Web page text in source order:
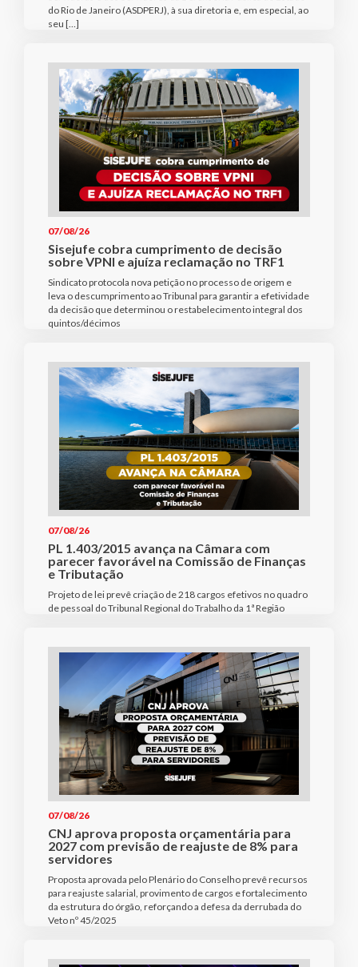
do Rio de Janeiro (ASDPERJ), à sua diretoria e, em especial, ao
seu […]
07/08/26
Sisejufe cobra cumprimento de decisão
sobre VPNI e ajuíza reclamação no TRF1
Sindicato protocola nova petição no processo de origem e
leva o descumprimento ao Tribunal para garantir a efetividade
da decisão que determinou o restabelecimento integral dos
quintos/décimos
07/08/26
PL 1.403/2015 avança na Câmara com
parecer favorável na Comissão de Finanças
e Tributação
Projeto de lei prevê criação de 218 cargos efetivos no quadro
de pessoal do Tribunal Regional do Trabalho da 1ª Região
07/08/26
CNJ aprova proposta orçamentária para
2027 com previsão de reajuste de 8% para
servidores
Proposta aprovada pelo Plenário do Conselho prevê recursos
para reajuste salarial, provimento de cargos e fortalecimento
da estrutura do órgão, reforçando a defesa da derrubada do
Veto nº 45/2025